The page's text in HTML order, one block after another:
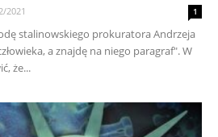
2021 1
stalinowskiego prokuratora Andrzeja
a znajdę na niego paragraf". W
że...